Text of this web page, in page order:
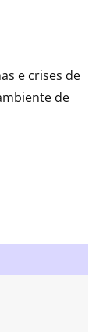
e crises de
de